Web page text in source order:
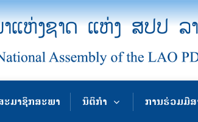
ະມາຊິກສະພາ ນິຕິກຳ ການຮ່ວມມື